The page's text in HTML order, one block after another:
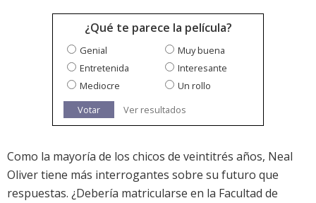
¿Qué te parece la película?
Genial
Muy buena
Entretenida
Interesante
Mediocre
Un rollo
Votar
Ver resultados
Como la mayoría de los chicos de veintitrés años, Neal
Oliver tiene más interrogantes sobre su futuro que
respuestas. ¿Debería matricularse en la Facultad de